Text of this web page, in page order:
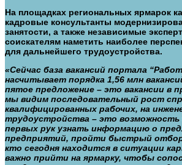
На площадках региональных ярмарок
кадровые консультанты
занятости, а также независимые
соискателям наметить наиболее
для дальнейшего трудоустройства.
«Сейчас база вакансий портала
насчитывает порядка 1,56 млн
пятое предложение – это вакансии в
мы видим последовательный рост
квалифицированных рабочих, на
трудоустройства – это
первых рук узнать информацию о
предприятий, пройти быстрый
кто сегодня находится в ситуации
важно прийти на ярмарку, чтобы